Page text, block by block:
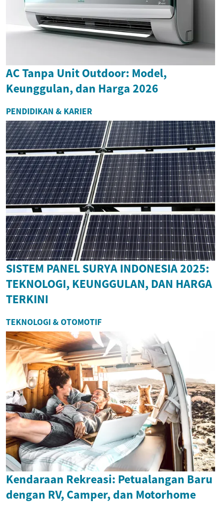
AC Tanpa Unit Outdoor: Model,
Keunggulan, dan Harga 2026
PENDIDIKAN & KARIER
SISTEM PANEL SURYA INDONESIA 2025:
TEKNOLOGI, KEUNGGULAN, DAN HARGA
TERKINI
TEKNOLOGI & OTOMOTIF
Kendaraan Rekreasi: Petualangan Baru
dengan RV, Camper, dan Motorhome